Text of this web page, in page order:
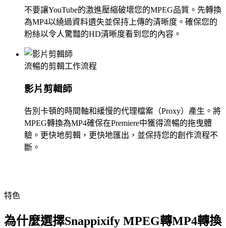
不要讓YouTube的激進壓縮破壞您的MPEG品質。先轉換
為MP4以繞過資料遺失並保持上傳的清晰度。確保您的
粉絲以令人驚豔的HD清晰度看到您的內容。
流暢的剪輯工作流程
影片剪輯師
告別卡頓的時間軸和緩慢的代理檔案（Proxy）產生。將
MPEG轉換為MP4確保在Premiere中獲得流暢的拖曳體
驗。更快地剪輯，更快地匯出，並保持您的創作流程不
斷。
特色
為什麼選擇Snappixify MPEG轉MP4轉換